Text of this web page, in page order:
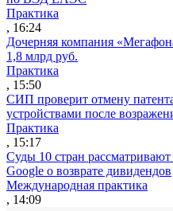
Практика
, 16:24
Дочерняя компания
1,8 млрд руб.
Практика
, 15:50
СИП проверит отмену
устройствами после
Практика
, 15:17
Суды 10 стран
Google о возврате дивидендов
Международная практика
, 14:09